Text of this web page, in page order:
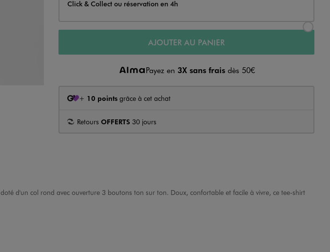
Click & Collect ou réservation en 4h
AJOUTER AU PANIER
Payez en 3X sans fraisdès 50€
+ 10 pointsgrâce à cet achat
Retours OFFERTS 30 jours
doté d'un col rond avec ouverture 3 boutons ton sur ton. Doux, confortable et facile à vivre, ce tee-shirt